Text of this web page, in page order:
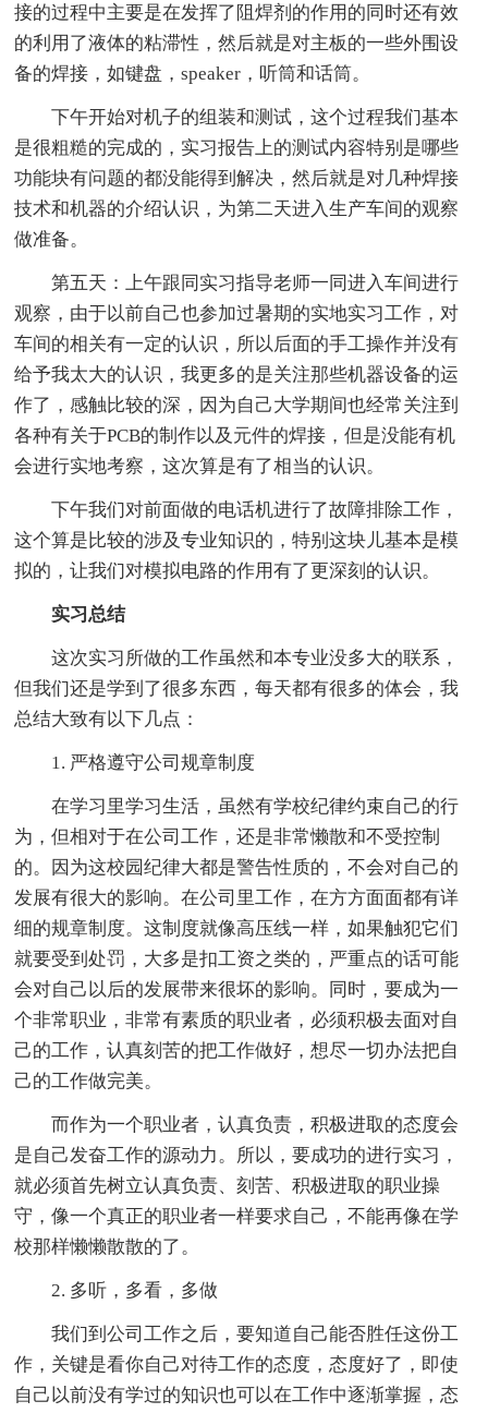
接的过程中主要是在发挥了阻焊剂的作用的同时还有效
的利用了液体的粘滞性，然后就是对主板的一些外围设
备的焊接，如键盘，speaker，听筒和话筒。
下午开始对机子的组装和测试，这个过程我们基本
是很粗糙的完成的，实习报告上的测试内容特别是哪些
功能块有问题的都没能得到解决，然后就是对几种焊接
技术和机器的介绍认识，为第二天进入生产车间的观察
做准备。
第五天：上午跟同实习指导老师一同进入车间进行
观察，由于以前自己也参加过暑期的实地实习工作，对
车间的相关有一定的认识，所以后面的手工操作并没有
给予我太大的认识，我更多的是关注那些机器设备的运
作了，感触比较的深，因为自己大学期间也经常关注到
各种有关于PCB的制作以及元件的焊接，但是没能有机
会进行实地考察，这次算是有了相当的认识。
下午我们对前面做的电话机进行了故障排除工作，
这个算是比较的涉及专业知识的，特别这块儿基本是模
拟的，让我们对模拟电路的作用有了更深刻的认识。
实习总结
这次实习所做的工作虽然和本专业没多大的联系，
但我们还是学到了很多东西，每天都有很多的体会，我
总结大致有以下几点：
1. 严格遵守公司规章制度
在学习里学习生活，虽然有学校纪律约束自己的行
为，但相对于在公司工作，还是非常懒散和不受控制
的。因为这校园纪律大都是警告性质的，不会对自己的
发展有很大的影响。在公司里工作，在方方面面都有详
细的规章制度。这制度就像高压线一样，如果触犯它们
就要受到处罚，大多是扣工资之类的，严重点的话可能
会对自己以后的发展带来很坏的影响。同时，要成为一
个非常职业，非常有素质的职业者，必须积极去面对自
己的工作，认真刻苦的把工作做好，想尽一切办法把自
己的工作做完美。
而作为一个职业者，认真负责，积极进取的态度会
是自己发奋工作的源动力。所以，要成功的进行实习，
就必须首先树立认真负责、刻苦、积极进取的职业操
守，像一个真正的职业者一样要求自己，不能再像在学
校那样懒懒散散的了。
2. 多听，多看，多做
我们到公司工作之后，要知道自己能否胜任这份工
作，关键是看你自己对待工作的态度，态度好了，即使
自己以前没有学过的知识也可以在工作中逐渐掌握，态